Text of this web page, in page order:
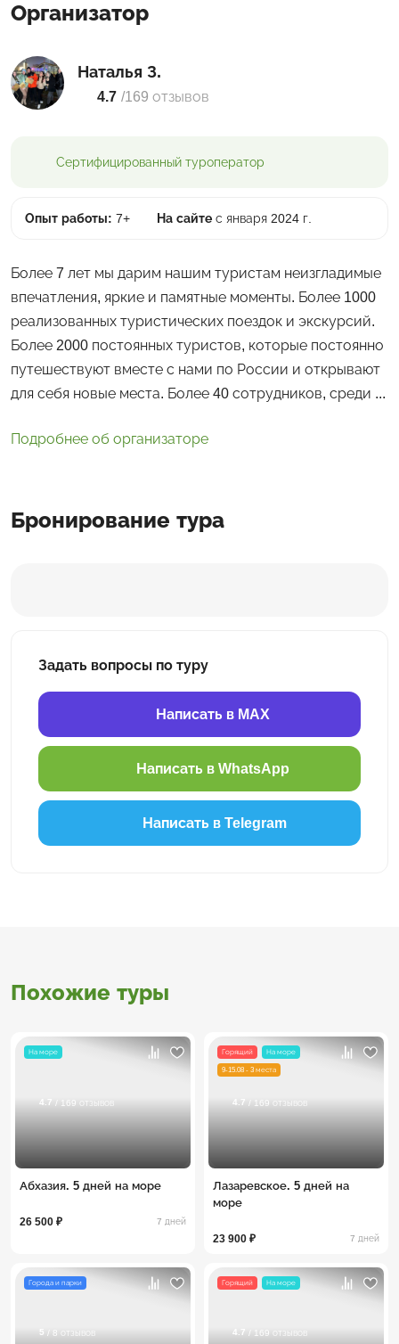
Организатор
Наталья З.
4.7 /169 отзывов
Сертифицированный туроператор
Опыт работы: 7+ На сайте с января 2024 г.
Более 7 лет мы дарим нашим туристам неизгладимые
впечатления, яркие и памятные моменты. Более 1000
реализованных туристических поездок и экскурсий.
Более 2000 постоянных туристов, которые постоянно
путешествуют вместе с нами по России и открывают
для себя новые места. Более 40 сотрудников, среди ...
Подробнее об организаторе
Бронирование тура
Задать вопросы по туру
Написать в MAX
Написать в WhatsApp
Написать в Telegram
Похожие туры
На море
4.7 / 169 отзывов
Абхазия. 5 дней на море
26 500 ₽ 7 дней
Горящий На море
9-15.08 - 3 места
4.7 / 169 отзывов
Лазаревское. 5 дней на
море
23 900 ₽ 7 дней
Города и парки
5 / 8 отзывов
Горящий На море
4.7 / 169 отзывов